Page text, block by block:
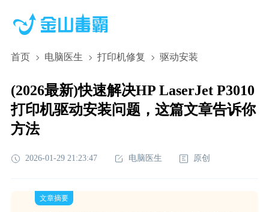
首页 电脑医生 打印机修复 驱动安装
(2026最新)快速解决HP LaserJet P3010
打印机驱动安装问题，这篇文章告诉你
方法
2026-01-29 21:23:47 电脑医生 原创
文章摘要